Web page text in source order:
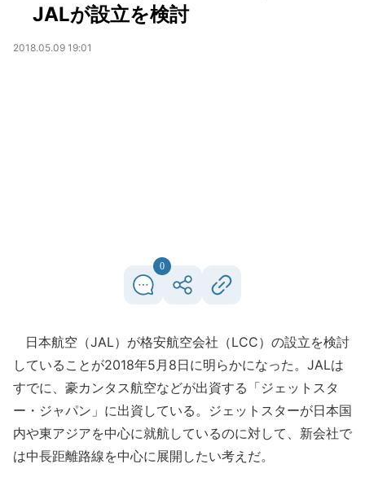
JALが設立を検討
2018.05.09 19:01
0
日本航空（JAL）が格安航空会社（LCC）の設立を検討
していることが2018年5月8日に明らかになった。JALは
すでに、豪カンタス航空などが出資する「ジェットスタ
ー・ジャパン」に出資している。ジェットスターが日本国
内や東アジアを中心に就航しているのに対して、新会社で
は中長距離路線を中心に展開したい考えだ。